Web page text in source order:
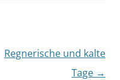
Regnerische und kalte
Tage →